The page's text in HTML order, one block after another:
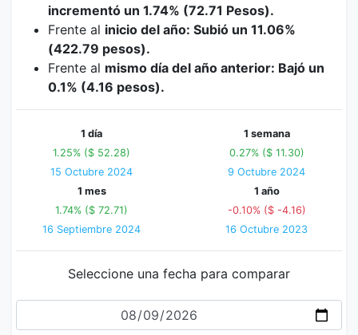
incrementó un 1.74% (72.71 Pesos).
Frente al inicio del año: Subió un 11.06%
(422.79 pesos).
Frente al mismo día del año anterior: Bajó un
0.1% (4.16 pesos).
1 día
1.25% ($ 52.28)
15 Octubre 2024
1 semana
0.27% ($ 11.30)
9 Octubre 2024
1 mes
1.74% ($ 72.71)
16 Septiembre 2024
1 año
-0.10% ($ -4.16)
16 Octubre 2023
Seleccione una fecha para comparar
Fecha